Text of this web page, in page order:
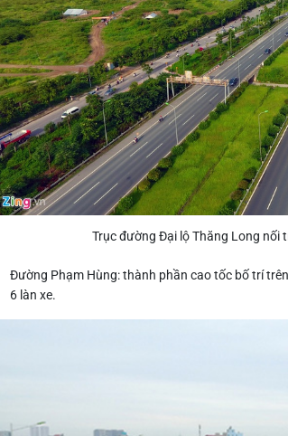
Trục đường Đại lộ Thăng Long nối
Đường Phạm Hùng: thành phần cao tốc bố trí
6 làn xe.